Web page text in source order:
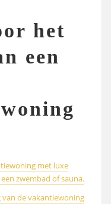
het
een
met luxe
zwembad of sauna.
de vakantiewoning